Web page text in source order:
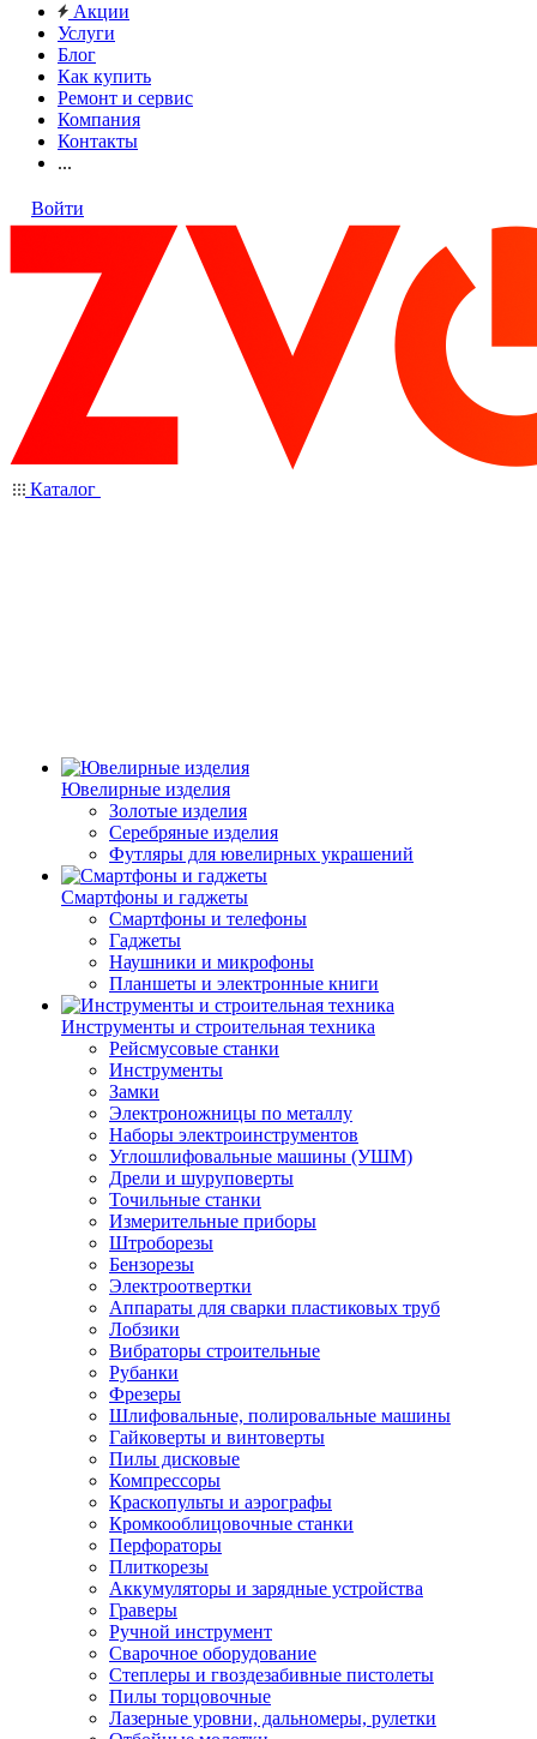
Акции
Услуги
Блог
Как купить
Ремонт и сервис
Компания
Контакты
...
Войти
Каталог
Ювелирные изделия
Золотые изделия
Серебряные изделия
Футляры для ювелирных украшений
Смартфоны и гаджеты
Смартфоны и телефоны
Гаджеты
Наушники и микрофоны
Планшеты и электронные книги
Инструменты и строительная техника
Рейсмусовые станки
Инструменты
Замки
Электроножницы по металлу
Наборы электроинструментов
Углошлифовальные машины (УШМ)
Дрели и шуруповерты
Точильные станки
Измерительные приборы
Штроборезы
Бензорезы
Электроотвертки
Аппараты для сварки пластиковых труб
Лобзики
Вибраторы строительные
Рубанки
Фрезеры
Шлифовальные, полировальные машины
Гайковерты и винтоверты
Пилы дисковые
Компрессоры
Краскопульты и аэрографы
Кромкооблицовочные станки
Перфораторы
Плиткорезы
Аккумуляторы и зарядные устройства
Граверы
Ручной инструмент
Сварочное оборудование
Степлеры и гвоздезабивные пистолеты
Пилы торцовочные
Лазерные уровни, дальномеры, рулетки